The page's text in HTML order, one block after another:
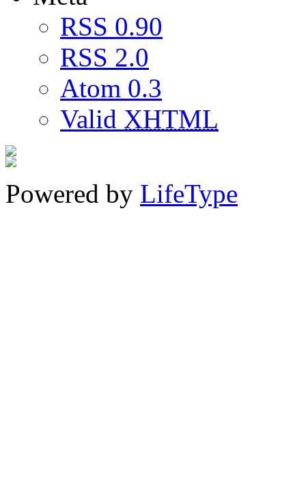
RSS 0.90
RSS 2.0
Atom 0.3
Valid XHTML
Powered by LifeType